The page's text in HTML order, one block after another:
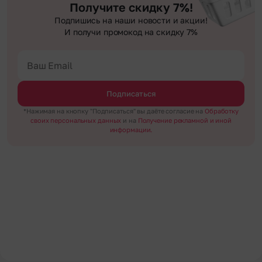
Получите скидку 7%!
Подпишись на наши новости и акции!
И получи промокод на скидку 7%
Подписаться
*Нажимая на кнопку "Подписаться" вы даёте согласие на Обработку
своих персональных данных и на Получение рекламной и иной
информации.